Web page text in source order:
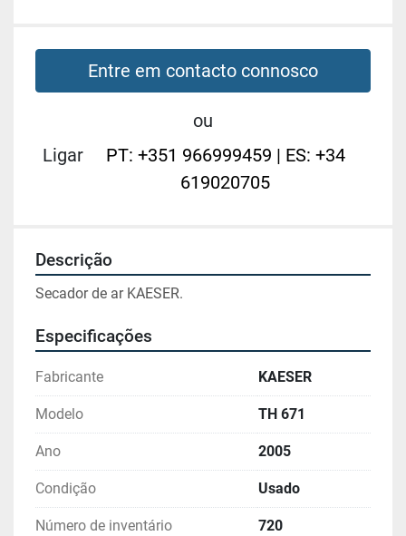
Entre em contacto connosco
ou
Ligar
PT: +351 966999459 | ES: +34
619020705
Descrição
Secador de ar KAESER.
Especificações
Fabricante KAESER
Modelo TH 671
Ano 2005
Condição Usado
Número de inventário 720